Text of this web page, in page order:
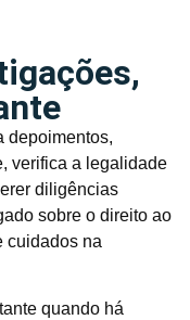
depoimentos,
verifica a legalidade
diligências
sobre o direito ao
cuidados na
quando há